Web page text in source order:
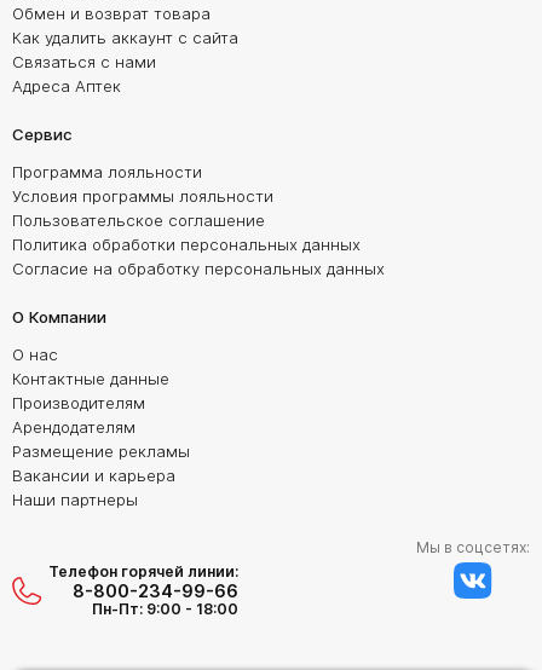
Обмен и возврат товара
Как удалить аккаунт с сайта
Связаться с нами
Адреса Аптек
Сервис
Программа лояльности
Условия программы лояльности
Пользовательское соглашение
Политика обработки персональных данных
Согласие на обработку персональных данных
О Компании
О нас
Контактные данные
Производителям
Арендодателям
Размещение рекламы
Вакансии и карьера
Наши партнеры
Телефон горячей линии:
8-800-234-99-66
Пн-Пт: 9:00 - 18:00
Мы в соцсетях: